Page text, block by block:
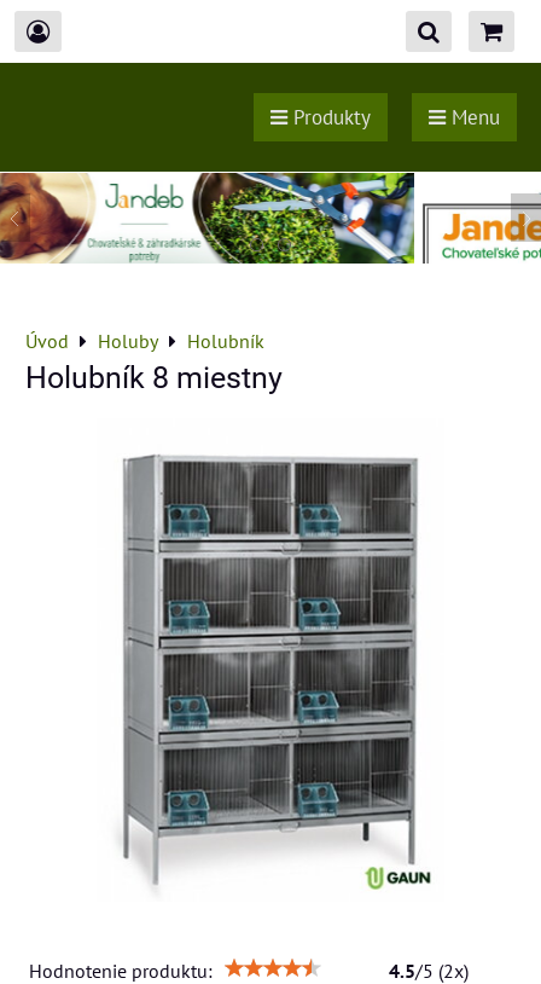
Produkty Menu
Úvod Holuby Holubník
Holubník 8 miestny
Hodnotenie produktu: 4.5/5 (2x)